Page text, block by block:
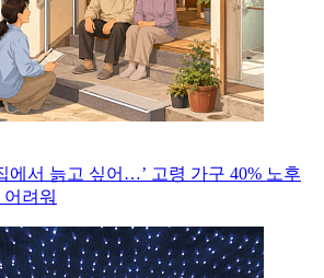
에서 늙고 싶어…’ 고령 가구 40% 노후
려워